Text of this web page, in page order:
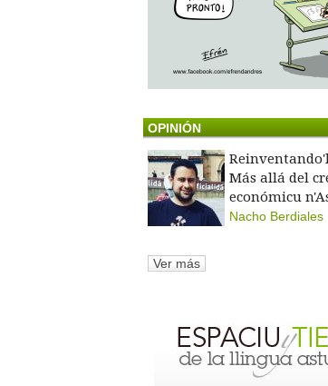
OPINIÓN
Más allá del
económicu
Nacho Berdiales
Ver más